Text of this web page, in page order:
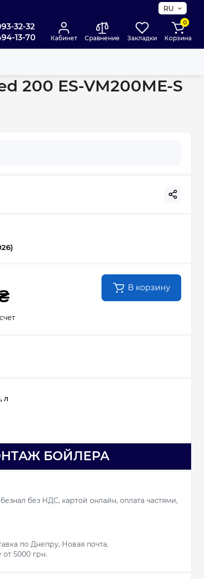
RU
32-32
13-70
Кабинет Сравнение Закладки
0
Корзина
200 ES-VM200ME-S
В корзину
л
БОЙЛЕРА
без НДС, картой онлайн, оплата частями,
по Днепру, Новая почта.
5000 грн.